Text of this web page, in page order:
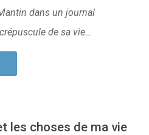
dans un journal
de sa vie…
les choses de ma vie